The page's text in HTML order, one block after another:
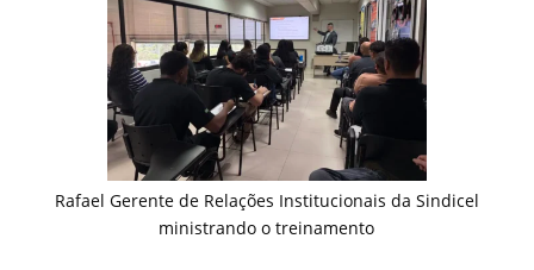
Rafael Gerente de Relações Institucionais da Sindicel
ministrando o treinamento